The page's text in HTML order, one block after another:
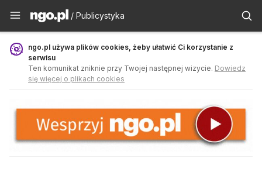
Publicystyka - ngo.pl
/ Publicystyka
ngo.pl używa plików cookies, żeby ułatwić Ci korzystanie z
serwisu
Ten komunikat zniknie przy Twojej następnej wizycie. Dowiedz
się więcej o plikach cookies